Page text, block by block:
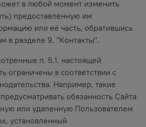
в любой момент изменить
предоставленную им
или её часть, обратившись
в разделе 9. "Контакты".
п. 5.1. настоящей
ограничены в соответствии с
Например, такие
обязанность Сайта
или удаленную Пользователем
установленный